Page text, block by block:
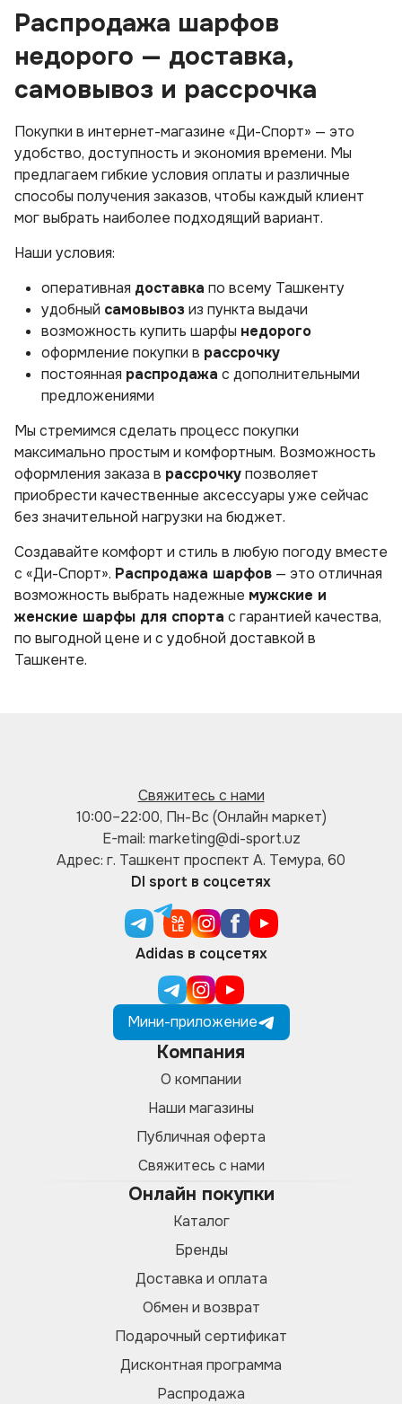
Распродажа шарфов
недорого — доставка,
самовывоз и рассрочка
Покупки в интернет-магазине «Ди-Спорт» — это
удобство, доступность и экономия времени. Мы
предлагаем гибкие условия оплаты и различные
способы получения заказов, чтобы каждый клиент
мог выбрать наиболее подходящий вариант.
Наши условия:
оперативная доставка по всему Ташкенту
удобный самовывозиз пункта выдачи
возможность купить шарфы недорого
оформление покупки в рассрочку
постоянная распродажа с дополнительными
предложениями
Мы стремимся сделать процесс покупки
максимально простым и комфортным. Возможность
оформления заказа в рассрочкупозволяет
приобрести качественные аксессуары уже сейчас
без значительной нагрузки на бюджет.
Создавайте комфорт и стиль в любую погоду вместе
с «Ди-Спорт». Распродажа шарфов — это отличная
возможность выбрать надежные мужские и
женские шарфы для спорта с гарантией качества,
по выгодной цене и с удобной доставкой в
Ташкенте.
Свяжитесь с нами
10:00–22:00, Пн-Вс (Онлайн маркет)
E-mail: marketing@di-sport.uz
Адрес: г. Ташкент проспект А. Темура, 60
DI sport в соцсетях
Adidas в соцсетях
Мини-приложение
Компания
О компании
Наши магазины
Публичная оферта
Свяжитесь с нами
Онлайн покупки
Каталог
Бренды
Доставка и оплата
Обмен и возврат
Подарочный сертификат
Дисконтная программа
Распродажа